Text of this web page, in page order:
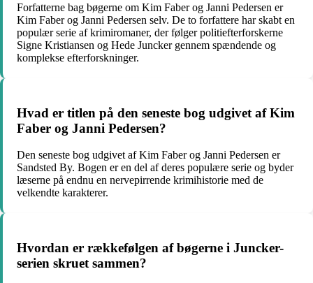
Forfatterne bag bøgerne om Kim Faber og Janni Pedersen er
Kim Faber og Janni Pedersen selv. De to forfattere har skabt en
populær serie af krimiromaner, der følger politiefterforskerne
Signe Kristiansen og Hede Juncker gennem spændende og
komplekse efterforskninger.
Hvad er titlen på den seneste bog udgivet af Kim
Faber og Janni Pedersen?
Den seneste bog udgivet af Kim Faber og Janni Pedersen er
Sandsted By. Bogen er en del af deres populære serie og byder
læserne på endnu en nervepirrende krimihistorie med de
velkendte karakterer.
Hvordan er rækkefølgen af bøgerne i Juncker-
serien skruet sammen?